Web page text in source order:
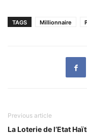
TAGS Millionnaire
Previous article
La Loterie de l’Etat